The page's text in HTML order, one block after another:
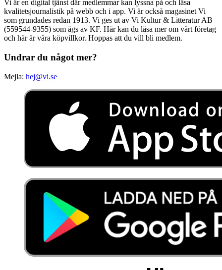
Vi är en digital tjänst där medlemmar kan lyssna på och läsa
kvalitetsjournalistik på webb och i app. Vi är också magasinet Vi
som grundades redan 1913. Vi ges ut av Vi Kultur & Litteratur AB
(559544-9355) som ägs av KF. Här kan du läsa mer om vårt företag
och här är våra köpvillkor. Hoppas att du vill bli medlem.
Undrar du något mer?
Mejla: hej@vi.se